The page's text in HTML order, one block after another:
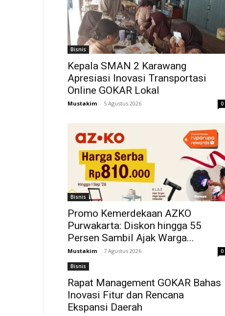
Bisnis
Kepala SMAN 2 Karawang
Apresiasi Inovasi Transportasi
Online GOKAR Lokal
Mustakim - 5 Agustus 2026 0
Bisnis
Promo Kemerdekaan AZKO
Purwakarta: Diskon hingga 55
Persen Sambil Ajak Warga...
Mustakim - 7 Agustus 2026 0
Bisnis
Rapat Management GOKAR Bahas
Inovasi Fitur dan Rencana
Ekspansi Daerah